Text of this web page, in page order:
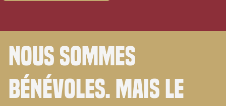
Nous sommes
bénévoles. Mais le